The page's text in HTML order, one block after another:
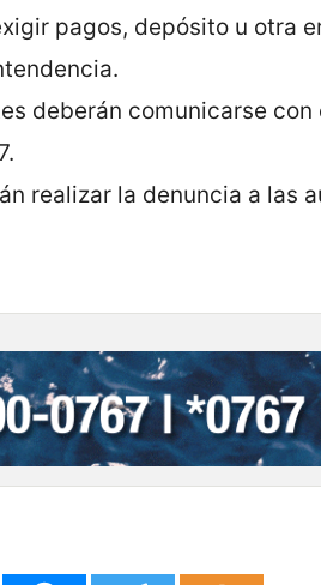
pagos, depósito u otra
deberán comunicarse con
realizar la denuncia a las